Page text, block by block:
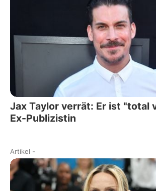
Jax Taylor verrät: Er ist "total
Ex-Publizistin
Artikel -